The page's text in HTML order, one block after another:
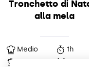
Tronchetto di
alla mela
Medio
1h
30 min
6